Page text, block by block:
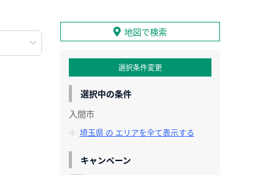
地図で検索
選択条件変更
選択中の条件
入間市
埼玉県 の エリアを全て表示する
キャンペーン